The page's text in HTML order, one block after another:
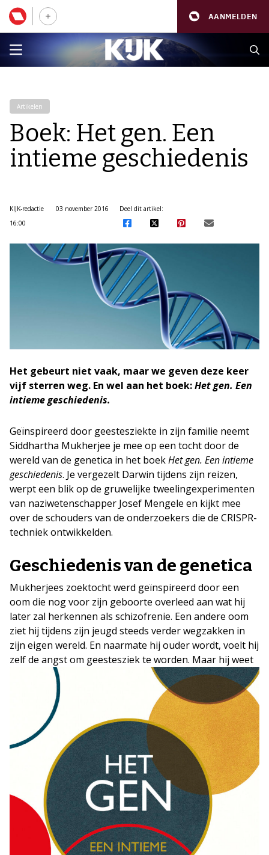
AANMELDEN
Artikelen
Boek: Het gen. Een
intieme geschiedenis
KIJK-redactie
03 november 2016
16:00
Deel dit artikel:
Het gebeurt niet vaak, maar we geven deze keer
vijf sterren weg. En wel aan het boek:Het gen. Een
intieme geschiedenis.
Geïnspireerd door geestesziekte in zijn familie neemt
Siddhartha Mukherjee je mee op een tocht door de
wereld van de genetica in het boekHet gen. Een intieme
geschiedenis. Je vergezelt Darwin tijdens zijn reizen,
werpt een blik op de gruwelijke tweelingexperimenten
van naziwetenschapper Josef Mengele en kijkt mee
over de schouders van de onderzoekers die de CRISPR-
techniek ontwikkelden.
Geschiedenis van de genetica
Mukherjees zoektocht werd geïnspireerd door een
oom die nog voor zijn geboorte overleed aan wat hij
later zal herkennen als schizofrenie. Een andere oom
ziet hij tijdens zijn jeugd steeds verder wegzakken in
zijn eigen wereld. En naarmate hij ouder wordt, voelt hij
zelf de angst om geestesziek te worden. Maar hij weet